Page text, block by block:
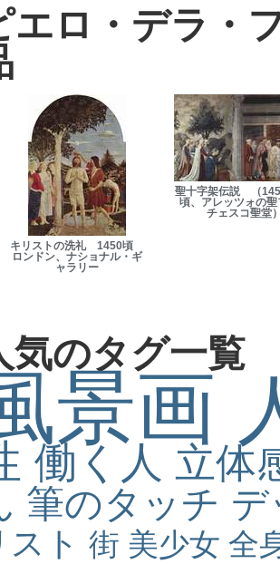
エロ・デラ・
キリストの洗礼 1450頃
ロンドン、ナショナル・ギ
ャラリー
聖十字架伝説 （
頃、アレッツォの聖
チェスコ聖堂
気のタグ一覧
景画
働く人 立体
筆のタッチ
スト 街 美少女 全